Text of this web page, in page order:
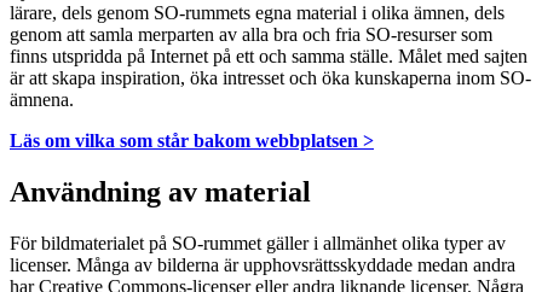
lärare, dels genom SO-rummets egna material i olika ämnen, dels
genom att samla merparten av alla bra och fria SO-resurser som
finns utspridda på Internet på ett och samma ställe. Målet med sajten
är att skapa inspiration, öka intresset och öka kunskaperna inom SO-
ämnena.
Läs om vilka som står bakom webbplatsen >
Användning av material
För bildmaterialet på SO-rummet gäller i allmänhet olika typer av
licenser. Många av bilderna är upphovsrättsskyddade medan andra
har Creative Commons-licenser eller andra liknande licenser. Några